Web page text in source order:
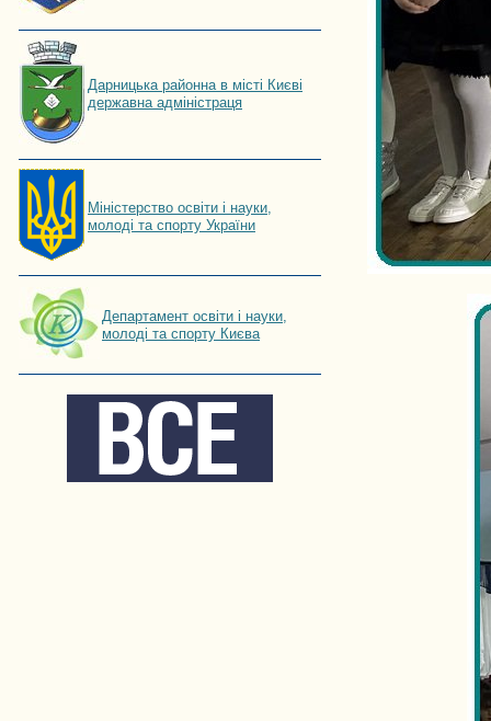
Дарницька районна в місті Києві
державна адміністраця
Мiнiстерство освiти і науки,
молоді та спорту України
Департамент освіти і науки,
молоді та спорту Києва